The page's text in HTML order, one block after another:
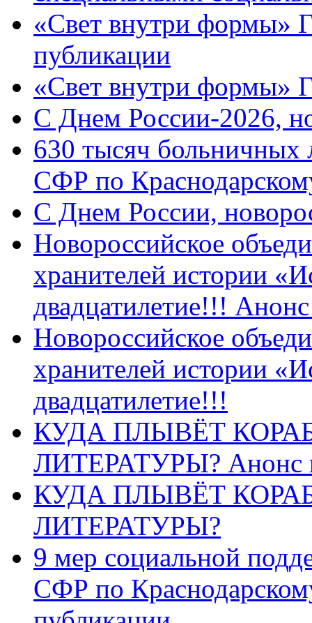
«Свет внутри формы»
публикации
«Свет внутри формы»
C Днем России-2026,
630 тысяч больничных
СФР по
C Днем России,
Новороссийское
хранителей истории
двадцатилетие!!!
Новороссийское
хранителей истории
двадцатилетие!!!
КУДА ПЛЫВЁТ
ЛИТЕРАТУРЫ? Анонс
КУДА ПЛЫВЁТ
ЛИТЕРАТУРЫ?
9 мер социальной
СФР по